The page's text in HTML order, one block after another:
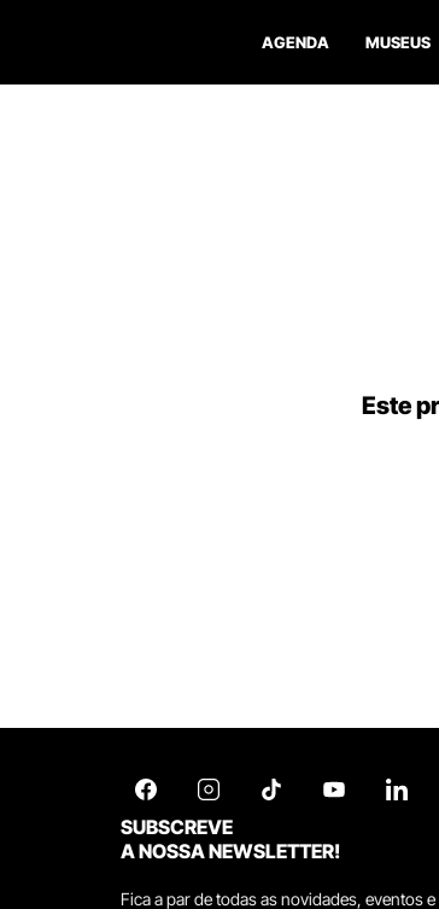
AGENDA MUSEUS
Este
SUBSCREVE
A NOSSA NEWSLETTER!
Fica a par de todas as novidades, eventos